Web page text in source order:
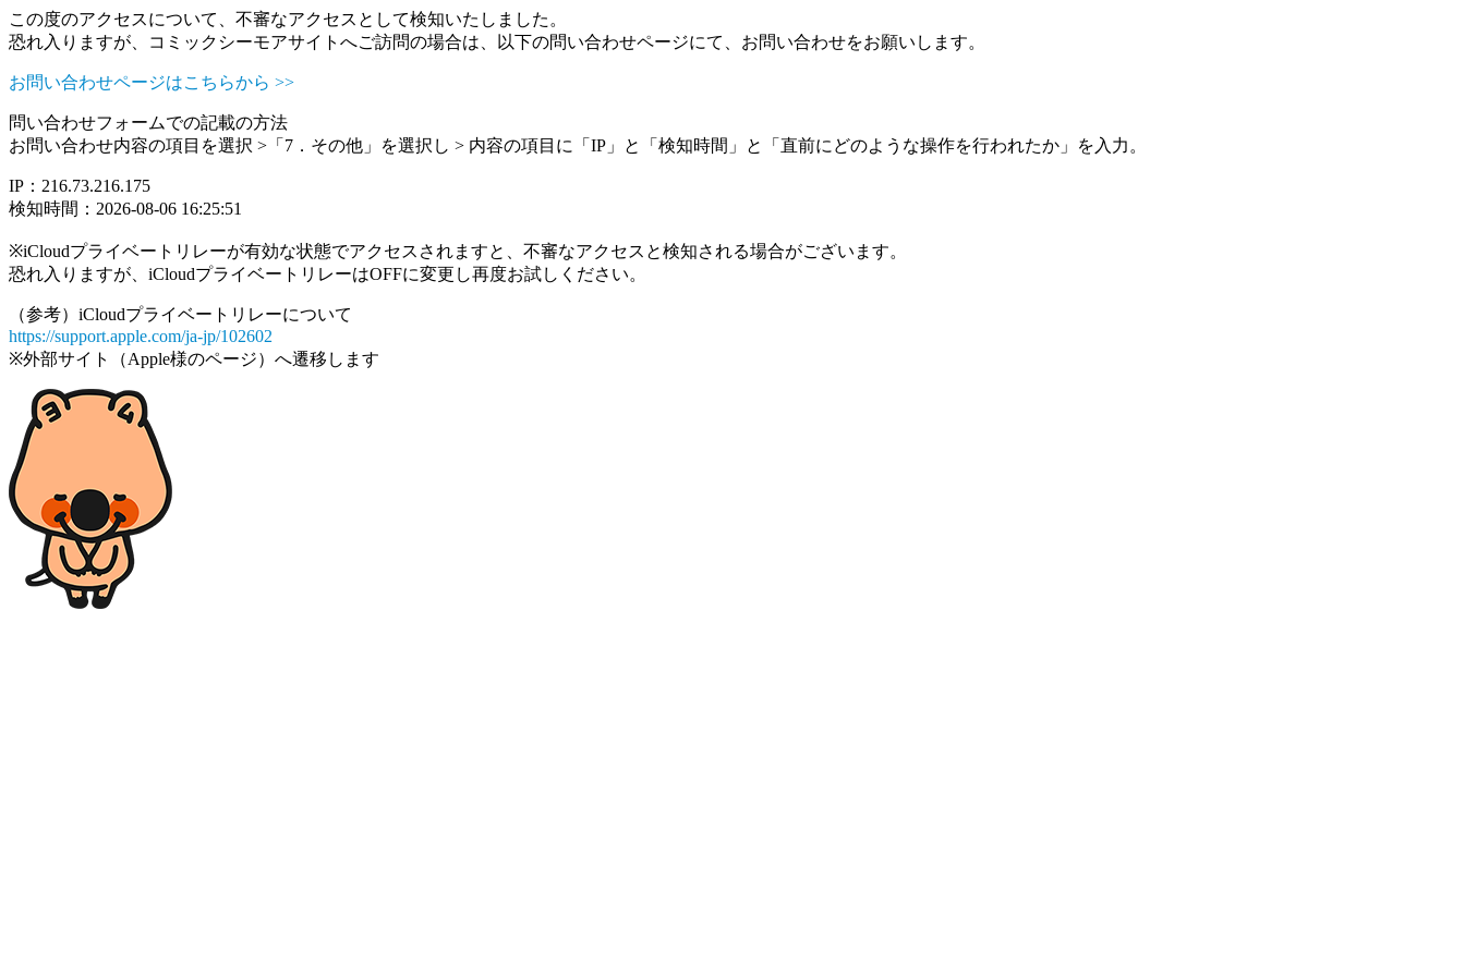
この度のアクセスについて、不審なアクセスとして検知いたしました。
恐れ入りますが、コミックシーモアサイトへご訪問の場合は、以下の問い合わせページにて、お問い合わせをお願いします。
お問い合わせページはこちらから >>
問い合わせフォームでの記載の方法
お問い合わせ内容の項目を選択 >「7．その他」を選択し > 内容の項目に「IP」と「検知時間」と「直前にどのような操作を行われたか」を入力。
IP：216.73.216.175
検知時間：2026-08-06 16:25:51
※iCloudプライベートリレーが有効な状態でアクセスされますと、不審なアクセスと検知される場合がございます。
恐れ入りますが、iCloudプライベートリレーはOFFに変更し再度お試しください。
（参考）iCloudプライベートリレーについて
https://support.apple.com/ja-jp/102602
※外部サイト（Apple様のページ）へ遷移します